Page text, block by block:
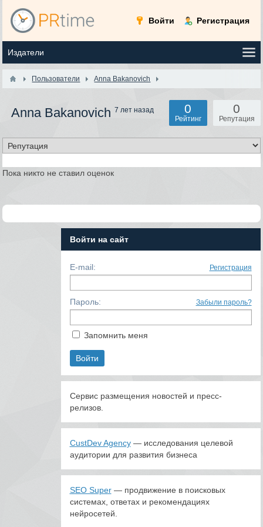
Войти Регистрация
Пользователи Anna Bakanovich
Anna Bakanovich 7 лет назад 0
Репутация
0
Рейтинг
Пока никто не ставил оценок
Войти на сайт
E-mail: Регистрация
Пароль: Забыли пароль?
Запомнить меня
Сервис размещения новостей и пресс-
релизов.
CustDev Agency— исследования целевой
аудитории для развития бизнеса
SEO Super— продвижение в поисковых
системах, ответах и рекомендациях
нейросетей.